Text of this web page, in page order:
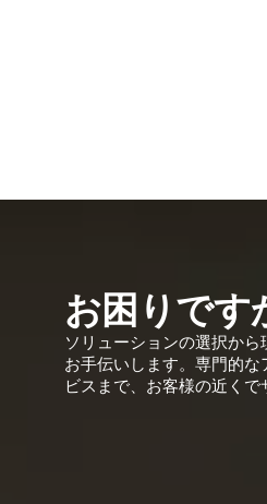
お困りです
ソリューションの選択か
お手伝いします。専門的
ビスまで、お客様の近くで